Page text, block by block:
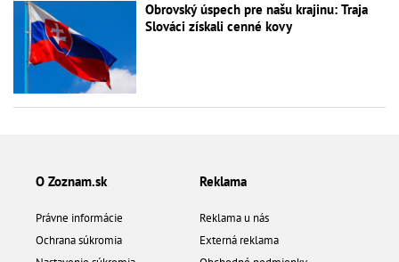
Obrovský úspech pre našu krajinu: Traja
Slováci získali cenné kovy
O Zoznam.sk
Právne informácie
Ochrana súkromia
Reklama
Reklama u nás
Externá reklama